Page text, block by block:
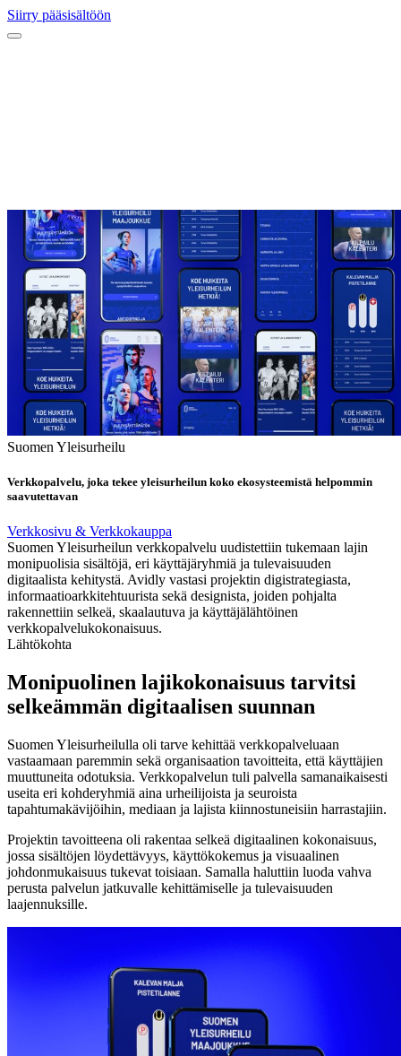
Siirry pääsisältöön
Suomen Yleisurheilu
Verkkopalvelu, joka tekee yleisurheilun koko ekosysteemistä helpommin
saavutettavan
Verkkosivu & Verkkokauppa
Suomen Yleisurheilun verkkopalvelu uudistettiin tukemaan lajin
monipuolisia sisältöjä, eri käyttäjäryhmiä ja tulevaisuuden
digitaalista kehitystä. Avidly vastasi projektin digistrategiasta,
informaatioarkkitehtuurista sekä designista, joiden pohjalta
rakennettiin selkeä, skaalautuva ja käyttäjälähtöinen
verkkopalvelukokonaisuus.
Lähtökohta
Monipuolinen lajikokonaisuus tarvitsi
selkeämmän digitaalisen suunnan
Suomen Yleisurheilulla oli tarve kehittää verkkopalveluaan
vastaamaan paremmin sekä organisaation tavoitteita, että käyttäjien
muuttuneita odotuksia. Verkkopalvelun tuli palvella samanaikaisesti
useita eri kohderyhmiä aina urheilijoista ja seuroista
tapahtumakävijöihin, mediaan ja lajista kiinnostuneisiin harrastajiin.
Projektin tavoitteena oli rakentaa selkeä digitaalinen kokonaisuus,
jossa sisältöjen löydettävyys, käyttökokemus ja visuaalinen
johdonmukaisuus tukevat toisiaan. Samalla haluttiin luoda vahva
perusta palvelun jatkuvalle kehittämiselle ja tulevaisuuden
laajennuksille.